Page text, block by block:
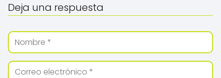
Deja una respuesta